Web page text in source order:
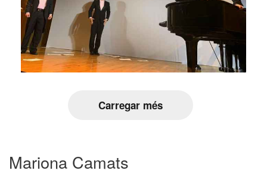
Carregar més
Mariona Camats